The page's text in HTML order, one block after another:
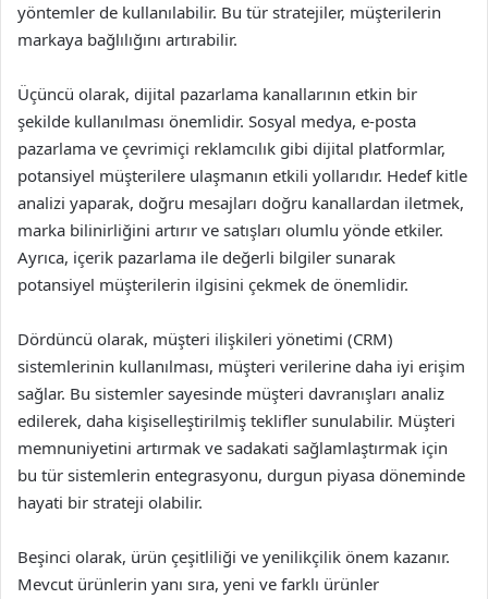
yöntemler de kullanılabilir. Bu tür stratejiler, müşterilerin
markaya bağlılığını artırabilir.
Üçüncü olarak, dijital pazarlama kanallarının etkin bir
şekilde kullanılması önemlidir. Sosyal medya, e-posta
pazarlama ve çevrimiçi reklamcılık gibi dijital platformlar,
potansiyel müşterilere ulaşmanın etkili yollarıdır. Hedef kitle
analizi yaparak, doğru mesajları doğru kanallardan iletmek,
marka bilinirliğini artırır ve satışları olumlu yönde etkiler.
Ayrıca, içerik pazarlama ile değerli bilgiler sunarak
potansiyel müşterilerin ilgisini çekmek de önemlidir.
Dördüncü olarak, müşteri ilişkileri yönetimi (CRM)
sistemlerinin kullanılması, müşteri verilerine daha iyi erişim
sağlar. Bu sistemler sayesinde müşteri davranışları analiz
edilerek, daha kişiselleştirilmiş teklifler sunulabilir. Müşteri
memnuniyetini artırmak ve sadakati sağlamlaştırmak için
bu tür sistemlerin entegrasyonu, durgun piyasa döneminde
hayati bir strateji olabilir.
Beşinci olarak, ürün çeşitliliği ve yenilikçilik önem kazanır.
Mevcut ürünlerin yanı sıra, yeni ve farklı ürünler